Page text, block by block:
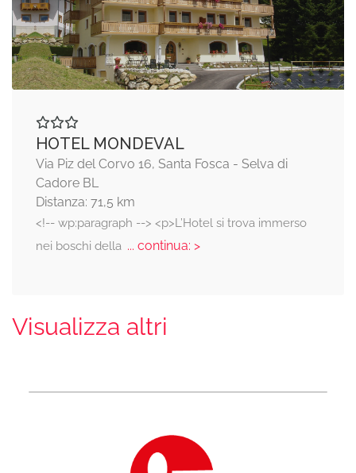
HOTEL MONDEVAL
Via Piz del Corvo 16, Santa Fosca - Selva di
Cadore BL
Distanza: 71,5 km
<!-- wp:paragraph --> <p>L’Hotel si trova immerso
nei boschi della... continua: >
Visualizza altri